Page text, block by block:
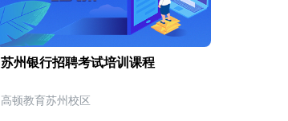
苏州银行招聘考试培训课程
高顿教育苏州校区